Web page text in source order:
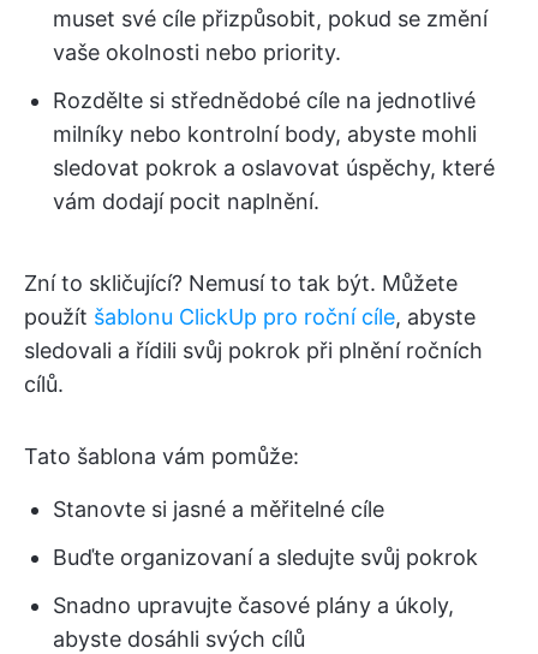
muset své cíle přizpůsobit, pokud se změní
vaše okolnosti nebo priority.
Rozdělte si střednědobé cíle na jednotlivé
milníky nebo kontrolní body, abyste mohli
sledovat pokrok a oslavovat úspěchy, které
vám dodají pocit naplnění.
Zní to skličující? Nemusí to tak být. Můžete
použít šablonu ClickUp pro roční cíle, abyste
sledovali a řídili svůj pokrok při plnění ročních
cílů.
Tato šablona vám pomůže:
Stanovte si jasné a měřitelné cíle
Buďte organizovaní a sledujte svůj pokrok
Snadno upravujte časové plány a úkoly,
abyste dosáhli svých cílů